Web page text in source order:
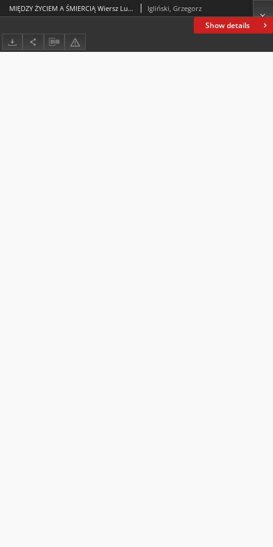
Show details
MIĘDZY ŻYCIEM A ŚMIERCIĄ Wiersz Lucjana Rydla [W promienne, słońcem złote rano] wobec obrazu Jacka Malczewskiego Igliński, Grzegorz